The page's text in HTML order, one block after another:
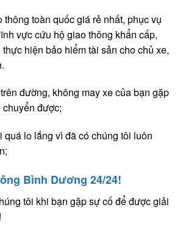
toàn quốc giá rẻ nhất, phục vụ
vực cứu hộ giao thông khẩn cấp,
hiện bảo hiểm tài sản cho chủ xe,
đường, không may xe của bạn gặp
được;
quá lo lắng vì đã có chúng tôi luôn
Bình Dương 24/24!
tôi khi bạn gặp sự cố để được giải